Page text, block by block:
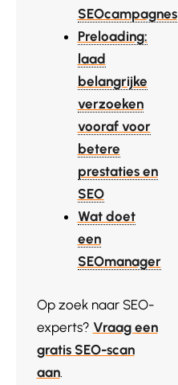
SEOcampagnes
Preloading:
laad
belangrijke
verzoeken
vooraf voor
betere
prestaties en
SEO
Wat doet
een
SEOmanager
Op zoek naar SEO-
experts? Vraag een
gratis SEO-scan
aan.